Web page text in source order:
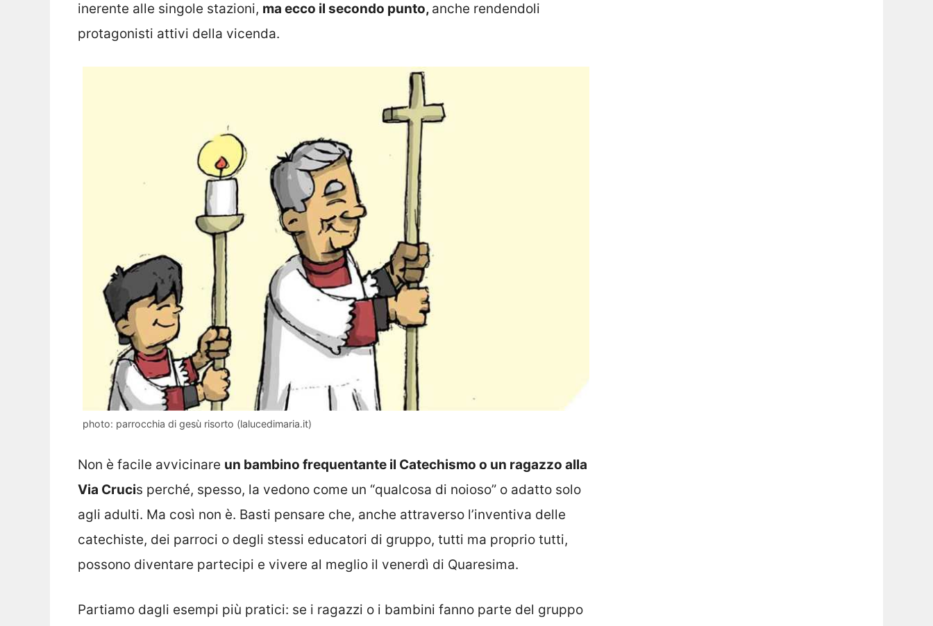
inerente alle singole stazioni, ma ecco il secondo punto, anche rendendoli
protagonisti attivi della vicenda.
photo: parrocchia di gesù risorto (lalucedimaria.it)
Non è facile avvicinare un bambino frequentante il Catechismo o un ragazzo alla
Via Crucis perché, spesso, la vedono come un “qualcosa di noioso” o adatto solo
agli adulti. Ma così non è. Basti pensare che, anche attraverso l’inventiva delle
catechiste, dei parroci o degli stessi educatori di gruppo, tutti ma proprio tutti,
possono diventare partecipi e vivere al meglio il venerdì di Quaresima.
Partiamo dagli esempi più pratici: se i ragazzi o i bambini fanno parte del gruppo